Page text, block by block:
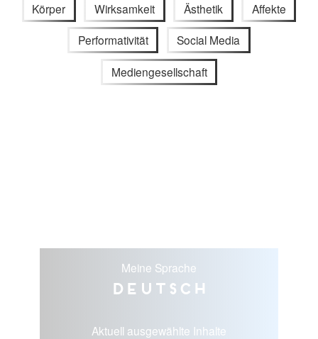
Körper Wirksamkeit Ästhetik Affekte
Performativität Social Media
Mediengesellschaft
Meine Sprache
Deutsch
Aktuell ausgewählte Inhalte